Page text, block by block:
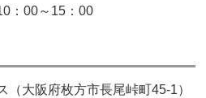
：00～15：00
大阪府枚方市長尾峠町45-1）